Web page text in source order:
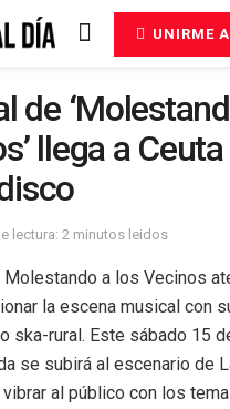
UNIRME
de
llega a
lectura: 2 minutos leidos
Molestando a los Vecinos
la escena musical con
ska-rural. Este sábado 15
se subirá al escenario de
vibrar al público con los